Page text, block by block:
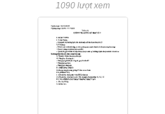
1090 lượt xem